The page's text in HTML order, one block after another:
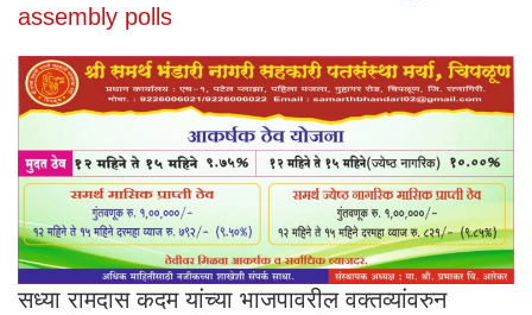
assembly polls
सध्या रामदास कदम यांच्या भाजपावरील वक्तव्यांवरुन